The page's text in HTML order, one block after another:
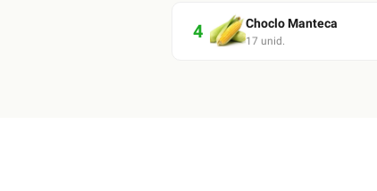
4 Choclo Manteca
17 unid.